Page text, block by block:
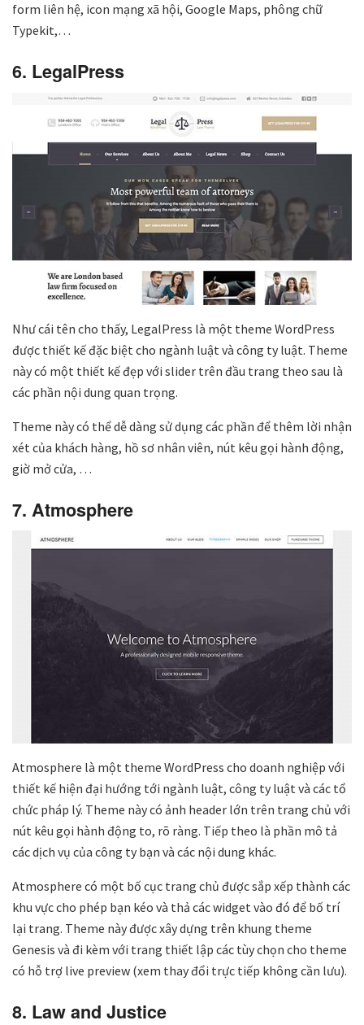
form liên hệ, icon mạng xã hội, Google Maps, phông chữ
Typekit,…
6. LegalPress
Như cái tên cho thấy, LegalPress là một theme WordPress
được thiết kế đặc biệt cho ngành luật và công ty luật. Theme
này có một thiết kế đẹp với slider trên đầu trang theo sau là
các phần nội dung quan trọng.
Theme này có thể dễ dàng sử dụng các phần để thêm lời nhận
xét của khách hàng, hồ sơ nhân viên, nút kêu gọi hành động,
giờ mở cửa, …
7. Atmosphere
Atmosphere là một theme WordPress cho doanh nghiệp với
thiết kế hiện đại hướng tới ngành luật, công ty luật và các tổ
chức pháp lý. Theme này có ảnh header lớn trên trang chủ với
nút kêu gọi hành động to, rõ ràng. Tiếp theo là phần mô tả
các dịch vụ của công ty bạn và các nội dung khác.
Atmosphere có một bố cục trang chủ được sắp xếp thành các
khu vực cho phép bạn kéo và thả các widget vào đó để bố trí
lại trang. Theme này được xây dựng trên khung theme
Genesis và đi kèm với trang thiết lập các tùy chọn cho theme
có hỗ trợ live preview (xem thay đổi trực tiếp không cần lưu).
8. Law and Justice